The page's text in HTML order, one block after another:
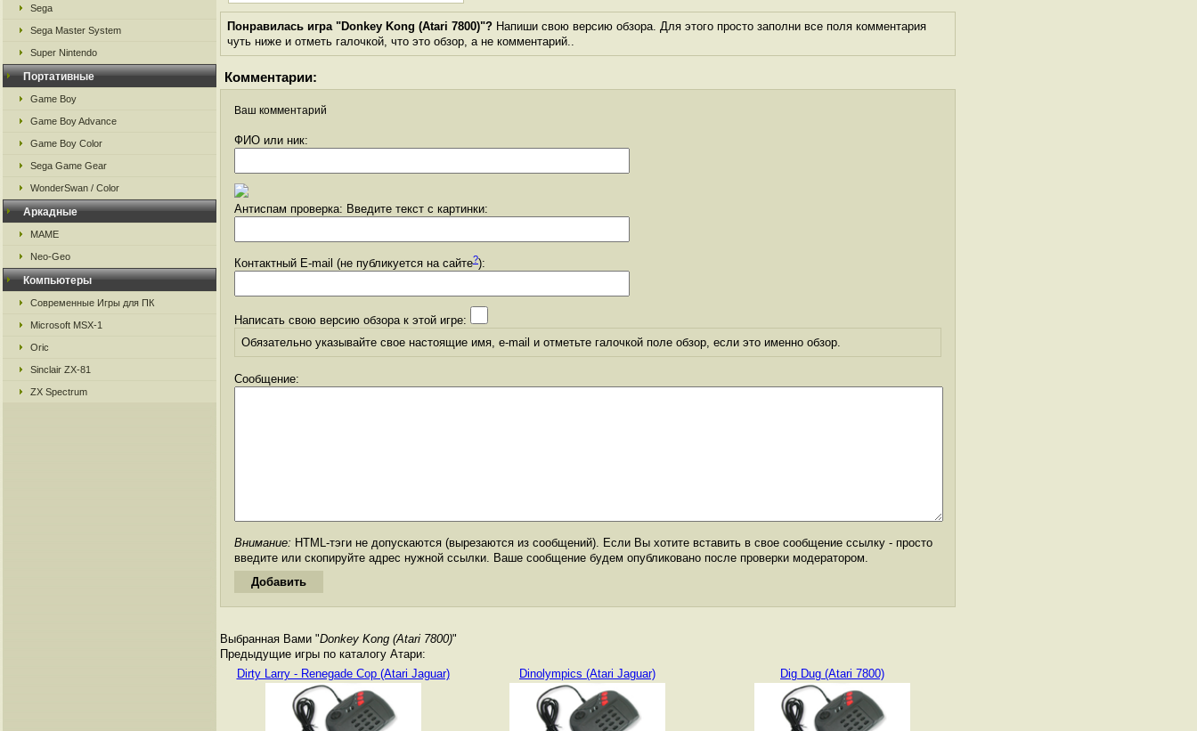
Sega
Sega Master System
Super Nintendo
Портативные
Game Boy
Game Boy Advance
Game Boy Color
Sega Game Gear
WonderSwan / Color
Аркадные
MAME
Neo-Geo
Компьютеры
Современные Игры для ПК
Microsoft MSX-1
Oric
Sinclair ZX-81
ZX Spectrum
Понравилась игра "Donkey Kong (Atari 7800)"? Напиши свою версию обзора. Для этого просто заполни все поля комментария
чуть ниже и отметь галочкой, что это обзор, а не комментарий..
Комментарии:
Ваш комментарий
ФИО или ник:
Антиспам проверка: Введите текст с картинки:
Контактный E-mail (не публикуется на сайте?):
Написать свою версию обзора к этой игре:
Обязательно указывайте свое настоящие имя, e-mail и отметьте галочкой поле обзор, если это именно обзор.
Сообщение:
Внимание: HTML-тэги не допускаются (вырезаются из сообщений). Если Вы хотите вставить в свое сообщение ссылку - просто
введите или скопируйте адрес нужной ссылки. Ваше сообщение будем опубликовано после проверки модератором.
Выбранная Вами "Donkey Kong (Atari 7800)"
Предыдущие игры по каталогу Атари:
Dirty Larry - Renegade Cop (Atari Jaguar)
Dinolympics (Atari Jaguar) Dig Dug (Atari 7800)